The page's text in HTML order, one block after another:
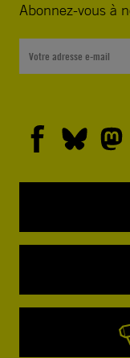
Abonnez-vous à